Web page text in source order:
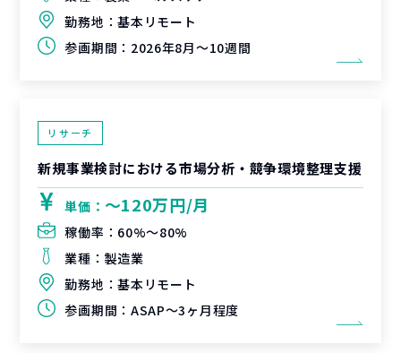
勤務地：基本リモート
参画期間： 2026年8月～10週間
リサーチ
新規事業検討における市場分析・競争環境整理支援
単価： 〜120万円/月
稼働率： 60%〜80%
業種： 製造業
勤務地：基本リモート
参画期間： ASAP～3ヶ月程度